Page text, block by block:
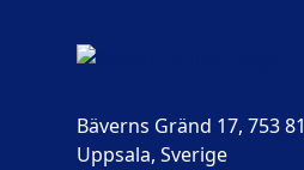
Bäverns Gränd 17, 753 81
Uppsala, Sverige